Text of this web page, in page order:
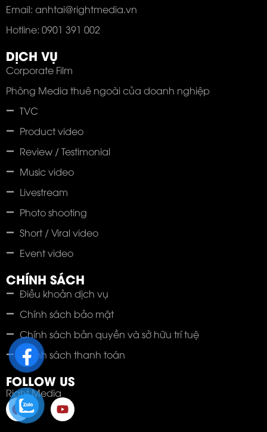
Email: anhtai@rightmedia.vn
Hotline: 0901 391 002
DỊCH VỤ
Corporate Film
Phòng Media thuê ngoài của doanh nghiệp
TVC
Product video
Review / Testimonial
Music video
Livestream
Photo shooting
Short / Viral video
Event video
CHÍNH SÁCH
Điều khoản dịch vụ
Chính sách bảo mật
Chính sách bản quyền và sở hữu trí tuệ
Chính sách thanh toán
FOLLOW US
Right Media